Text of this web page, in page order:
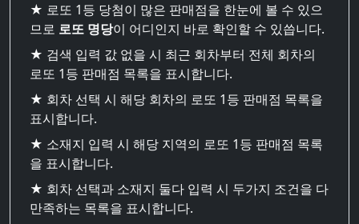
★ 로또 1등 당첨이 많은 판매점을 한눈에 볼 수 있으
므로 로또 명당이 어디인지 바로 확인할 수 있씁니다.
★ 검색 입력 값 없을 시 최근 회차부터 전체 회차의
로또 1등 판매점 목록을 표시합니다.
★ 회차 선택 시 해당 회차의 로또 1등 판매점 목록을
표시합니다.
★ 소재지 입력 시 해당 지역의 로또 1등 판매점 목록
을 표시합니다.
★ 회차 선택과 소재지 둘다 입력 시 두가지 조건을 다
만족하는 목록을 표시합니다.